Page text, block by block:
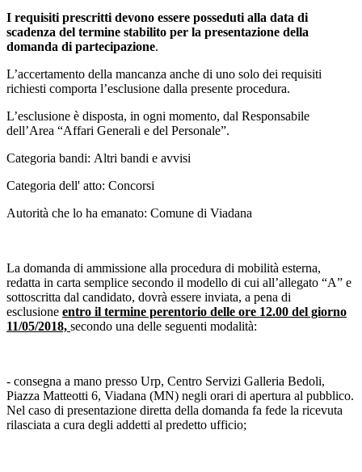
I requisiti prescritti devono essere posseduti alla data di
scadenza del termine stabilito per la presentazione della
domanda di partecipazione.
L’accertamento della mancanza anche di uno solo dei requisiti
richiesti comporta l’esclusione dalla presente procedura.
L’esclusione è disposta, in ogni momento, dal Responsabile
dell’Area “Affari Generali e del Personale”.
Categoria bandi: Altri bandi e avvisi
Categoria dell' atto: Concorsi
Autorità che lo ha emanato: Comune di Viadana
La domanda di ammissione alla procedura di mobilità esterna,
redatta in carta semplice secondo il modello di cui all’allegato “A” e
sottoscritta dal candidato, dovrà essere inviata, a pena di
esclusione entro il termine perentorio delle ore 12.00 del giorno
11/05/2018, secondo una delle seguenti modalità:
‐ consegna a mano presso Urp, Centro Servizi Galleria Bedoli,
Piazza Matteotti 6, Viadana (MN) negli orari di apertura al pubblico.
Nel caso di presentazione diretta della domanda fa fede la ricevuta
rilasciata a cura degli addetti al predetto ufficio;